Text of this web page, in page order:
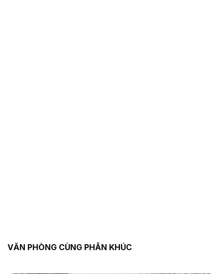
VĂN PHÒNG CÙNG PHÂN KHÚC